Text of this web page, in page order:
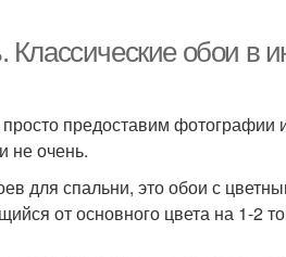
обои в
предоставим фотографии
не очень.
для спальни, это обои с
от основного цвета на 1-2